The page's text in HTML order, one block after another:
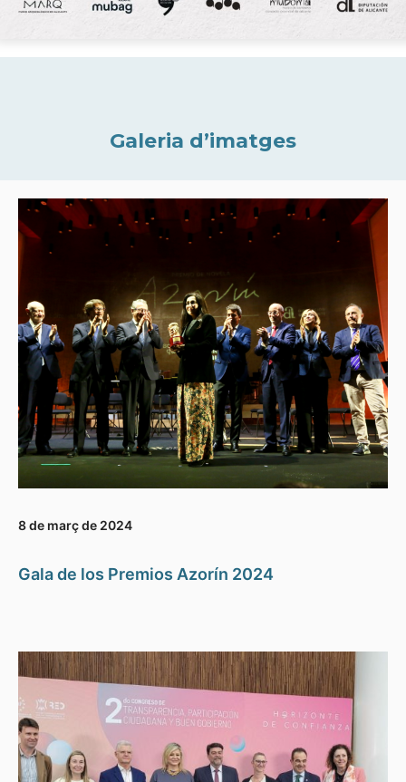
Galeria d’imatges
8 de març de 2024
Gala de los Premios Azorín 2024